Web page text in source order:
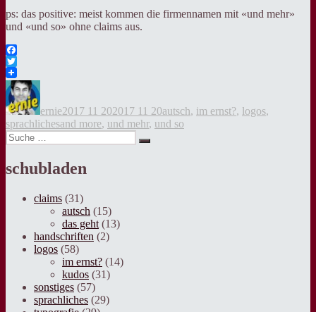
ps: das positive: meist kommen die firmennamen mit «und mehr»
und «und so» ohne claims aus.
Facebook
Twitter
ernie2017 11 202017 11 20autsch, im ernst?, logos,
sprachlichesTags
and more, und mehr, und so
Suche
nach:
Suche
schubladen
claims (31)
autsch (15)
das geht (13)
handschriften (2)
logos (58)
im ernst? (14)
kudos (31)
sonstiges (57)
sprachliches (29)